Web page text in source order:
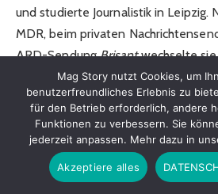
und studierte Journalistik in Leipzig.
MDR, beim privaten
ARD-SendungBrisantwechselte
sie unter anderem als Co-
und Moderatorin der
Heute mittagarbeitete.
Bis 2013 präsentierte sie regelmäßig
wechselte sie als Redakteurin und
Mag Story nutzt Cookies, um
benutzerfreundliches Erlebnis zu
für den Betrieb erforderlich, andere
Funktionen zu verbessern. Sie
jederzeit anpassen. Mehr dazu in
Akzeptiere alles